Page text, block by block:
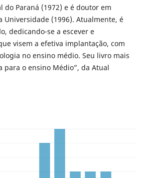
do Paraná (1972) e é doutor em
Universidade (1996). Atualmente, é
dedicando-se a escever e
visem a efetiva implantação, com
no ensino médio. Seu livro mais
para o ensino Médio”, da Atual